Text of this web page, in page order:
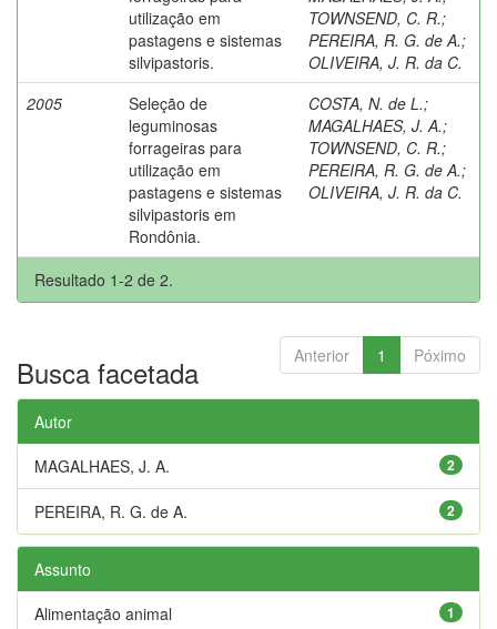
utilização em
pastagens e sistemas
silvipastoris.
TOWNSEND, C. R.;
PEREIRA, R. G. de A.;
OLIVEIRA, J. R. da C.
2005
Seleção de
leguminosas
forrageiras para
utilização em
pastagens e sistemas
silvipastoris em
Rondônia.
COSTA, N. de L.;
MAGALHAES, J. A.;
TOWNSEND, C. R.;
PEREIRA, R. G. de A.;
OLIVEIRA, J. R. da C.
Resultado 1-2 de 2.
Anterior 1 Póximo
Busca facetada
Autor
2
MAGALHAES, J. A.
2
PEREIRA, R. G. de A.
Assunto
1
Alimentação animal